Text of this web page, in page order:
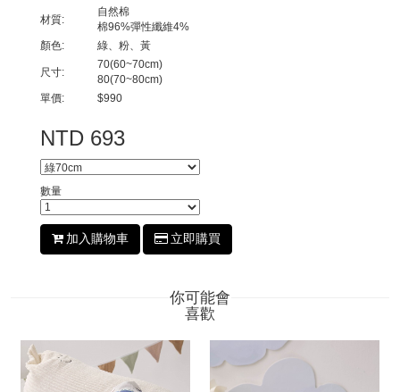
材質:
自然棉
棉96%彈性纖維4%
顏色:
綠、粉、黃
尺寸:
70(60~70cm)
80(70~80cm)
單價:
$990
NTD 693
數量
加入購物車 立即購買
你可能會
喜歡